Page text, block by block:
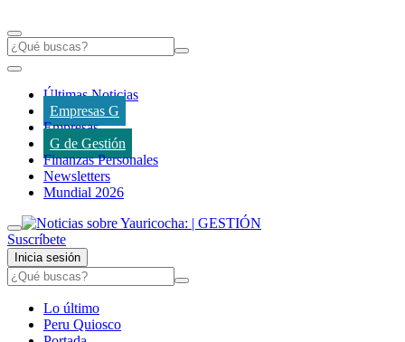
Últimas Noticias
Empresas G
Empresas
G de Gestión
Finanzas Personales
Newsletters
Mundial 2026
Suscríbete
Inicia sesión
Lo último
Peru Quiosco